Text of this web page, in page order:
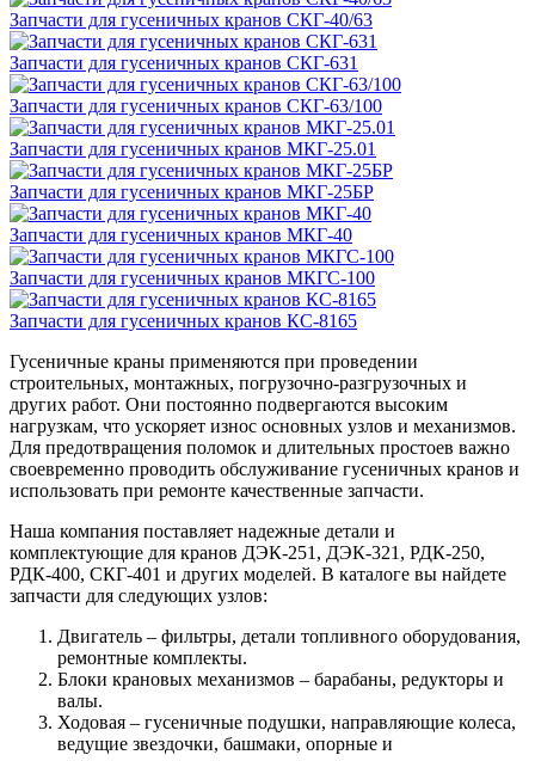
Запчасти для гусеничных кранов СКГ-40/63
Запчасти для гусеничных кранов СКГ-631
Запчасти для гусеничных кранов СКГ-63/100
Запчасти для гусеничных кранов МКГ-25.01
Запчасти для гусеничных кранов МКГ-25БР
Запчасти для гусеничных кранов МКГ-40
Запчасти для гусеничных кранов МКГС-100
Запчасти для гусеничных кранов КС-8165
Гусеничные краны применяются при проведении
строительных, монтажных, погрузочно-разгрузочных и
других работ. Они постоянно подвергаются высоким
нагрузкам, что ускоряет износ основных узлов и механизмов.
Для предотвращения поломок и длительных простоев важно
своевременно проводить обслуживание гусеничных кранов и
использовать при ремонте качественные запчасти.
Наша компания поставляет надежные детали и
комплектующие для кранов ДЭК-251, ДЭК-321, РДК-250,
РДК-400, СКГ-401 и других моделей. В каталоге вы найдете
запчасти для следующих узлов:
Двигатель – фильтры, детали топливного оборудования,
ремонтные комплекты.
Блоки крановых механизмов – барабаны, редукторы и
валы.
Ходовая – гусеничные подушки, направляющие колеса,
ведущие звездочки, башмаки, опорные и